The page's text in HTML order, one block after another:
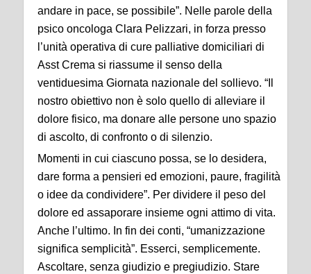
andare in pace, se possibile”. Nelle parole della
psico oncologa Clara Pelizzari, in forza presso
l’unità operativa di cure palliative domiciliari di
Asst Crema si riassume il senso della
ventiduesima Giornata nazionale del sollievo. “Il
nostro obiettivo non è solo quello di alleviare il
dolore fisico, ma donare alle persone uno spazio
di ascolto, di confronto o di silenzio.
Momenti in cui ciascuno possa, se lo desidera,
dare forma a pensieri ed emozioni, paure, fragilità
o idee da condividere”. Per dividere il peso del
dolore ed assaporare insieme ogni attimo di vita.
Anche l’ultimo. In fin dei conti, “umanizzazione
significa semplicità”. Esserci, semplicemente.
Ascoltare, senza giudizio e pregiudizio. Stare